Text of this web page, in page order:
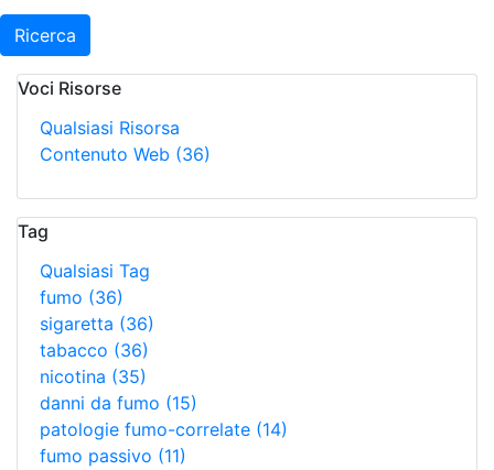
Ricerca
Voci Risorse
Qualsiasi Risorsa
Contenuto Web (36)
Tag
Qualsiasi Tag
fumo (36)
sigaretta (36)
tabacco (36)
nicotina (35)
danni da fumo (15)
patologie fumo-correlate (14)
fumo passivo (11)